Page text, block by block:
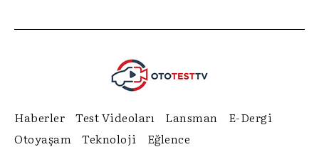
Haberler Test Videoları Lansman
E-Dergi
Otoyaşam
Teknoloji Eğlence